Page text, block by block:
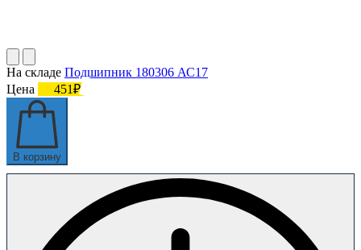
На складе Подшипник 180306 АС17
Цена
451₽
В корзину